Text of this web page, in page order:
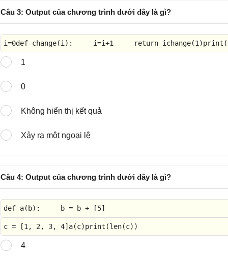
Câu 3: Output của chương trình dưới đây là gì?
i=0def change(i):     i=i+1 return ichange(1 )print
1
0
Không hiển thị kết quả
Xảy ra một ngoại lệ
Câu 4: Output của chương trình dưới đây là gì?
def a( b):     b = b + [5]
c = [1 , 2 , 3, 4] a(c)print (len(c) )
4